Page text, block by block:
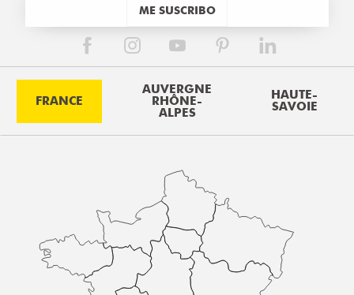
ME SUSCRIBO
FRANCE
AUVERGNE
RHÔNE-
ALPES
HAUTE-
SAVOIE